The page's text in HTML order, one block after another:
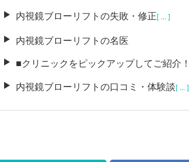
内視鏡ブローリフトの失敗・修正[ ... ]
内視鏡ブローリフトの名医
■クリニックをピックアップしてご紹介！
内視鏡ブローリフトの口コミ・体験談[ ... ]